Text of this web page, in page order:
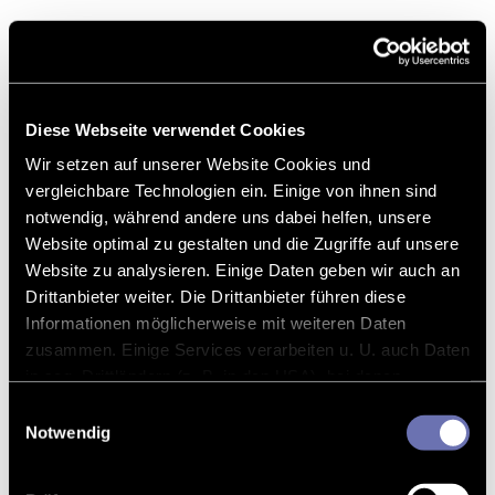
Diese Webseite verwendet Cookies
Wir setzen auf unserer Website Cookies und
vergleichbare Technologien ein. Einige von ihnen sind
notwendig, während andere uns dabei helfen, unsere
Website optimal zu gestalten und die Zugriffe auf unsere
Website zu analysieren. Einige Daten geben wir auch an
Drittanbieter weiter. Die Drittanbieter führen diese
Informationen möglicherweise mit weiteren Daten
zusammen. Einige Services verarbeiten u. U. auch Daten
Datenschutzniveau gewährleistet werden kann.
Bei optionalen Cookies können Sie selbst entscheiden,
welche Cookies gesetzt werden. Die Einstellungen
Notwendig